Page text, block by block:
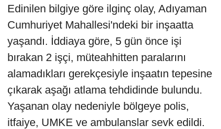
Edinilen bilgiye göre ilginç olay, Adıyaman
Cumhuriyet Mahallesi'ndeki bir inşaatta
yaşandı. İddiaya göre, 5 gün önce işi
bırakan 2 işçi, müteahhitten paralarını
alamadıkları gerekçesiyle inşaatın tepesine
çıkarak aşağı atlama tehdidinde bulundu.
Yaşanan olay nedeniyle bölgeye polis,
itfaiye, UMKE ve ambulanslar sevk edildi.